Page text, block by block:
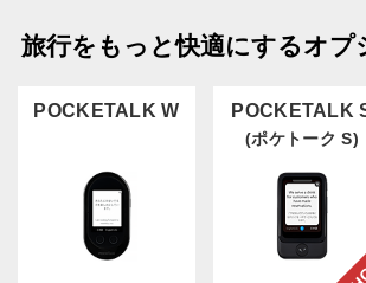
旅行をもっと快適にするオプ
POCKETALK W POCKETALK
(ポケトーク S)